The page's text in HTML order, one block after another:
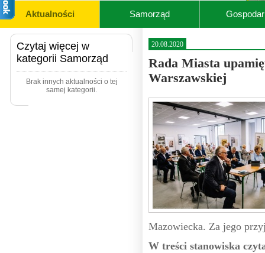
Aktualności Samorząd
Czytaj więcej w
kategorii Samorząd
Brak innych aktualności o tej
samej kategorii.
20.08.2020
Rada Miasta
Warszawskiej
Mazowiecka. Za jego
W treści stanowiska